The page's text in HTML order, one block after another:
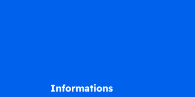
Informations